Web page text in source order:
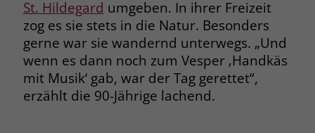
St. Hildegard umgeben. In ihrer Freizeit
zog es sie stets in die Natur. Besonders
gerne war sie wandernd unterwegs. „Und
wenn es dann noch zum Vesper ‚Handkäs
mit Musik‘ gab, war der Tag gerettet“,
erzählt die 90-Jährige lachend.
Laufzeit Session
Zweck
Behält die Zustände des Benutzers bei
allen Seitenanfragen bei.
Laufzeit 90 Tage
Zweck
Dieses Cookie wird gesetzt, wenn ein
User über einen Klick auf eine Google
Werbeanzeige auf die Website gelangt.
Es enthält Informationen darüber,
welche Werbeanzeige geklickt wurde,